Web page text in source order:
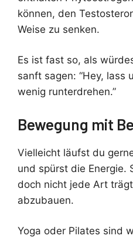
können, den
Weise zu senken.
Es ist fast so, als
sanft sagen: “Hey, lass
wenig runterdrehen.”
Bewegung mit
Vielleicht läufst du
und spürst die Energie.
doch nicht jede Art
abzubauen.
Yoga oder Pilates sind